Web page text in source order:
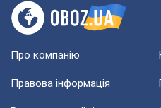
Про компанію
Правова інформація